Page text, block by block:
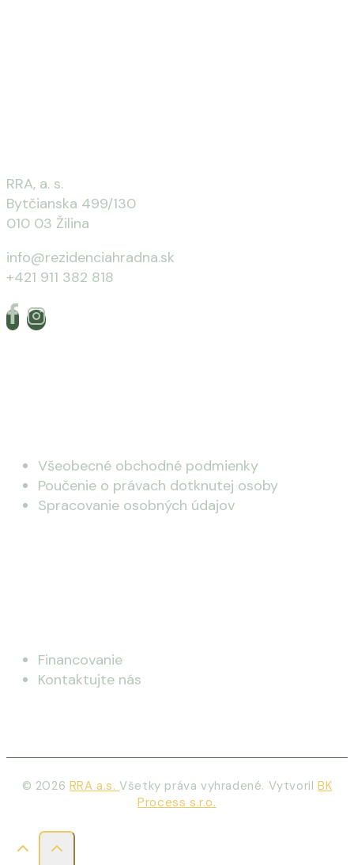
RRA, a. s.
Bytčianska 499/130
010 03 Žilina
info@rezidenciahradna.sk
+421 911 382 818
Všeobecné obchodné podmienky
Poučenie o právach dotknutej osoby
Spracovanie osobných údajov
Financovanie
Kontaktujte nás
© 2026 RRA a.s.Všetky práva vyhradené. VytvorilBK
Process s.r.o.